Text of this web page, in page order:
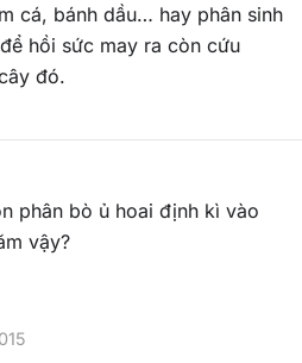
cá, bánh dầu… hay phân sinh
hồi sức may ra còn cứu
đó.
phân bò ủ hoai định kì vào
vậy?